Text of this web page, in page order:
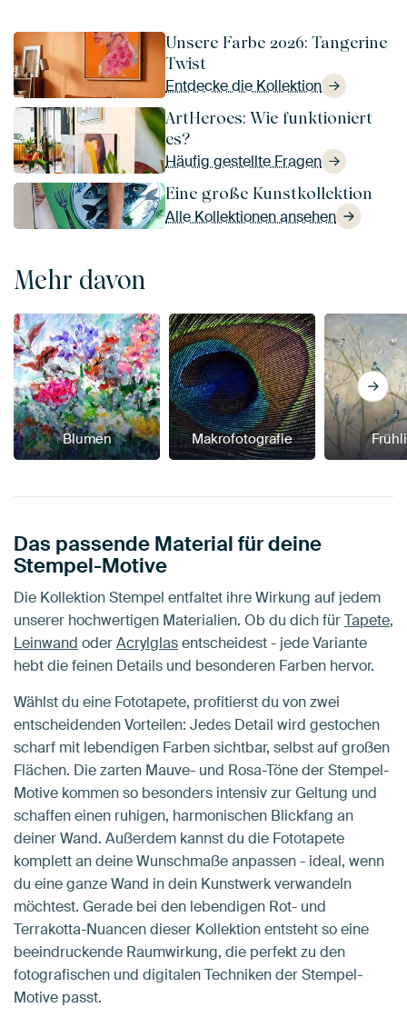
Unsere Farbe 2026: Tangerine
Twist
Entdecke die Kollektion
ArtHeroes: Wie funktioniert
es?
Häufig gestellte Fragen
Eine große Kunstkollektion
Alle Kollektionen ansehen
Mehr davon
Blumen Makrofotografie
Das passende Material für deine
Stempel-Motive
Die Kollektion Stempel entfaltet ihre Wirkung auf jedem
unserer hochwertigen Materialien. Ob du dich fürTapete,
Leinwand oderAcrylglasentscheidest - jede Variante
hebt die feinen Details und besonderen Farben hervor.
Wählst du eine Fototapete, profitierst du von zwei
entscheidenden Vorteilen: Jedes Detail wird gestochen
scharf mit lebendigen Farben sichtbar, selbst auf großen
Flächen. Die zarten Mauve- und Rosa-Töne der Stempel-
Motive kommen so besonders intensiv zur Geltung und
schaffen einen ruhigen, harmonischen Blickfang an
deiner Wand. Außerdem kannst du die Fototapete
komplett an deine Wunschmaße anpassen - ideal, wenn
du eine ganze Wand in dein Kunstwerk verwandeln
möchtest. Gerade bei den lebendigen Rot- und
Terrakotta-Nuancen dieser Kollektion entsteht so eine
beeindruckende Raumwirkung, die perfekt zu den
fotografischen und digitalen Techniken der Stempel-
Motive passt.